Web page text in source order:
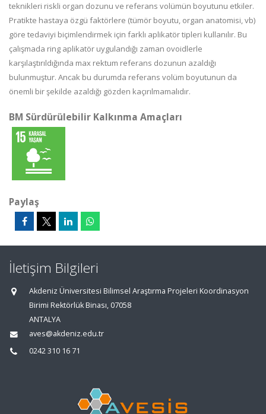
teknikleri riskli organ dozunu ve referans volümün boyutunu etkiler.
Pratikte hastaya özgü faktörlere (tümör boyutu, organ anatomisi, vb)
göre tedaviyi biçimlendirmek için farklı aplikatör tipleri kullanılır. Bu
çalışmada ring aplikatör uygulandığı zaman ovoidlerle
karşılaştırıldığında max rektum referans dozunun azaldığı
bulunmuştur. Ancak bu durumda referans volüm boyutunun da
önemli bir şekilde azaldığı gözden kaçırılmamalıdır.
BM Sürdürülebilir Kalkınma Amaçları
Paylaş
İletişim Bilgileri
Akdeniz Üniversitesi Bilimsel Araştırma Projeleri Koordinasyon
Birimi Rektörlük Binası, 07058
ANTALYA
aves@akdeniz.edu.tr
0242 310 16 71